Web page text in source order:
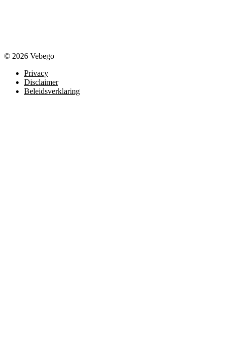
© 2026 Vebego
Privacy
Disclaimer
Beleidsverklaring